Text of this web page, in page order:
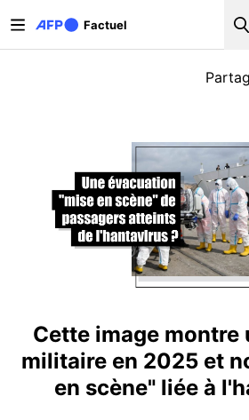
Factuel
Onglets principaux
Cette image montre
militaire en 2025 et
en scène" liée à